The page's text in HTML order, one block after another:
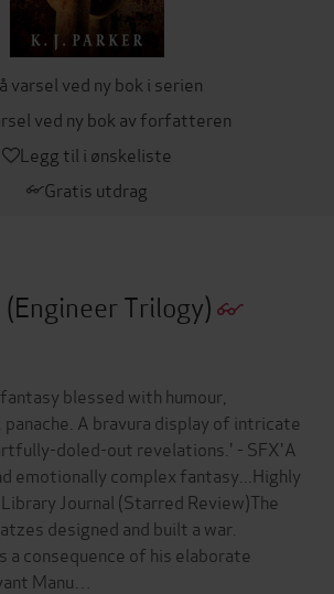
varsel ved ny bok i serien
ved ny bok av forfatteren
Legg til i ønskeliste
Gratis utdrag
(Engineer Trilogy)
blessed with humour,
A bravura display of intricate
doled-out revelations.' - SFX'A
emotionally complex fantasy...Highly
Journal (Starred Review)The
designed and built a war.
a consequence of his elaborate
Manu…